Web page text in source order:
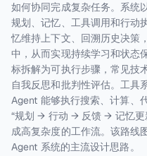
如何协同完成复杂任务。系统
规划、记忆、工具调用和行动
忆维持上下文、回溯历史决策
中，从而实现持续学习和状态
标拆解为可执行步骤，常见技
自我反思和批判性评估。工具
Agent 能够执行搜索、计算、
“规划 → 行动 → 反馈 → 记忆更
成高复杂度的工作流。该路线
Agent 系统的主流设计思路。